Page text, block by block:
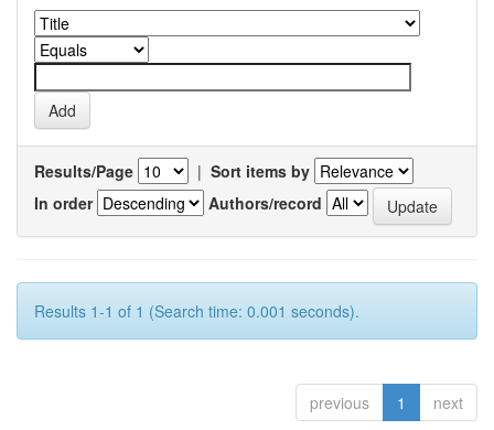
Results/Page | Sort items by
In order
Authors/record
Results 1-1 of 1 (Search time: 0.001 seconds).
previous 1 next